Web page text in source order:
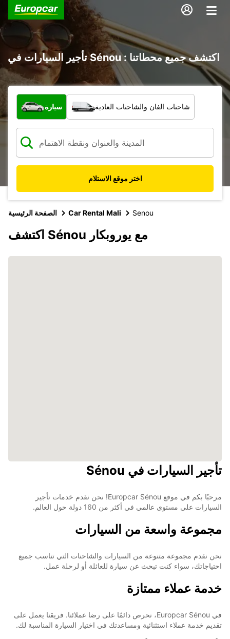
تأجير السيارات في Sénou : اكتشف جميع محطاتنا
ما نوع المركبة؟
سيارة شاحنات الفان والشاحنات العادية
اختر موقع الاستلام
الصفحة الرئيسية Car Rental Mali Senou
اكتشف Sénou مع يوروبكار
تأجير السيارات في Sénou
مرحبًا بكم في موقع Europcar Sénou! نحن نقدم خدمات تأجير
السيارات على مستوى عالمي في أكثر من 160 دولة حول العالم.
مجموعة واسعة من السيارات
نحن نقدم مجموعة متنوعة من السيارات والشاحنات التي تناسب جميع
احتياجاتك، سواء كنت تبحث عن سيارة للعائلة أو لرحلة عمل.
خدمة عملاء ممتازة
في Europcar Sénou، نحرص دائمًا على رضا عملائنا. فريقنا يعمل على
تقديم خدمة عملاء استثنائية ومساعدتك في اختيار السيارة المناسبة لك.